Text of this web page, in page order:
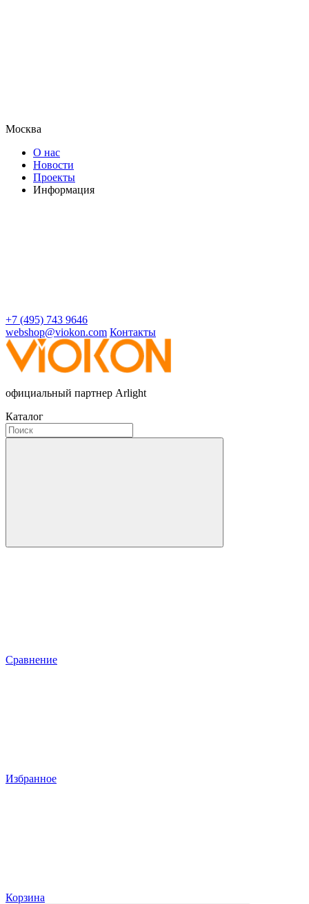
Москва
О нас
Новости
Проекты
Информация
+7 (495) 743 9646
webshop@viokon.com Контакты
официальный партнер Arlight
Каталог
Сравнение
Избранное
Корзина